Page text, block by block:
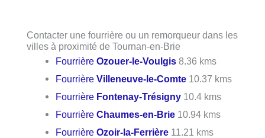
Contacter une fourrière ou un remorqueur dans les
villes à proximité de Tournan-en-Brie
FourrièreOzouer-le-Voulgis 8.36 kms
FourrièreVilleneuve-le-Comte 10.37 kms
Fourrière Fontenay-Trésigny 10.4 kms
FourrièreChaumes-en-Brie 10.94 kms
FourrièreOzoir-la-Ferrière 11.21 kms